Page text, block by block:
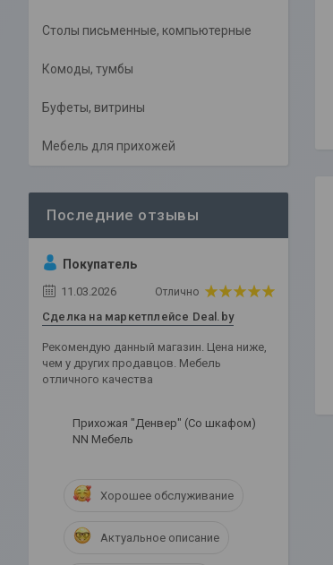
Столы письменные, компьютерные
Комоды, тумбы
Буфеты, витрины
Мебель для прихожей
Покупатель
11.03.2026 Отлично
Сделка на маркетплейсе Deal.by
Рекомендую данный магазин. Цена ниже,
чем у других продавцов. Мебель
отличного качества
Прихожая "Денвер" (Со шкафом)
NN Мебель
Хорошее обслуживание
Актуальное описание